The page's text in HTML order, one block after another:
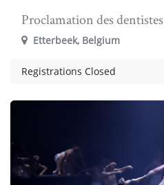
Proclamation des dentistes
Etterbeek, Belgium
Registrations Closed